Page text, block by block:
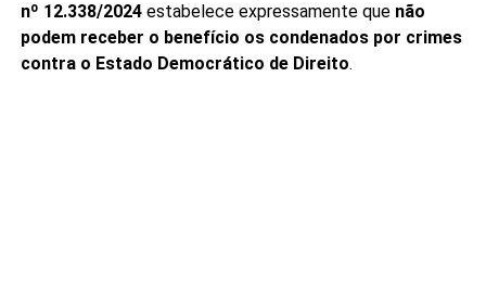
nº 12.338/2024estabelece expressamente que não
podem receber o benefício os condenados por crimes
contra o Estado Democrático de Direito.